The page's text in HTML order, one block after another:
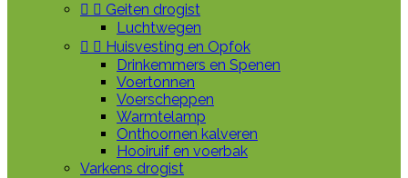
  Geiten drogist
Luchtwegen
  Huisvesting en Opfok
Drinkemmers en Spenen
Voertonnen
Voerscheppen
Warmtelamp
Onthoornen kalveren
Hooiruif en voerbak
Varkens drogist